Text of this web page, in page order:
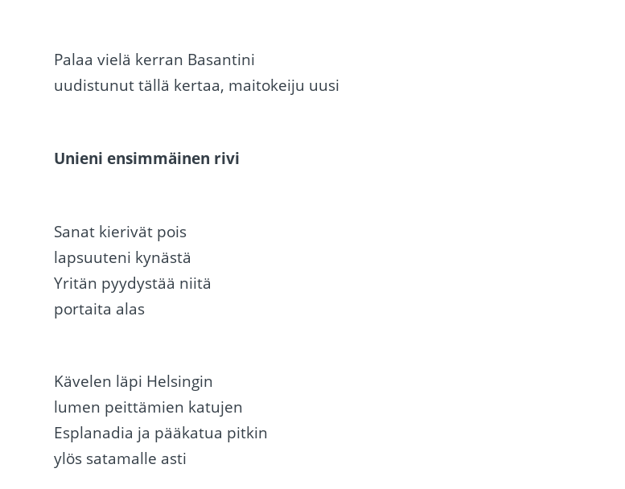
Palaa vielä kerran Basantini
uudistunut tällä kertaa, maitokeiju uusi
Unieni ensimmäinen rivi
Sanat kierivät pois
lapsuuteni kynästä
Yritän pyydystää niitä
portaita alas
Kävelen läpi Helsingin
lumen peittämien katujen
Esplanadia ja pääkatua pitkin
ylös satamalle asti